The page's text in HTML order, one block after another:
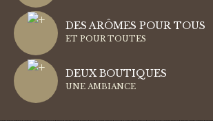
DES ARÔMES POUR TOUS
ET POUR TOUTES
DEUX BOUTIQUES
UNE AMBIANCE